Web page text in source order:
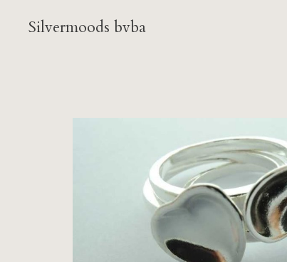
Silvermoods bvba